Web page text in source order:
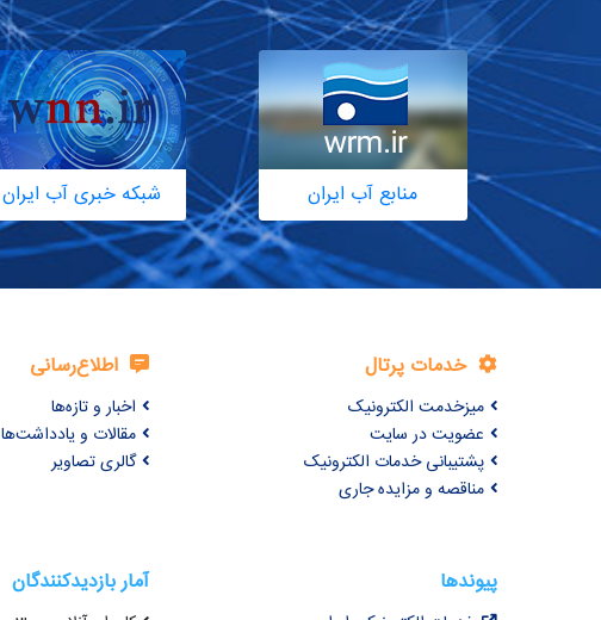
منابع آب ایران شبکه خبری آب ایران
خدمات پرتال
میزخدمت الکترونیک
عضویت در سایت
پشتیبانی خدمات الکترونیک
مناقصه و مزایده جاری
اطلاع‌رسانی
اخبار و تازه‌ها
مقالات و یادداشت‌ها
گالری تصاویر
پیوندها آمار بازدیدکنندگان